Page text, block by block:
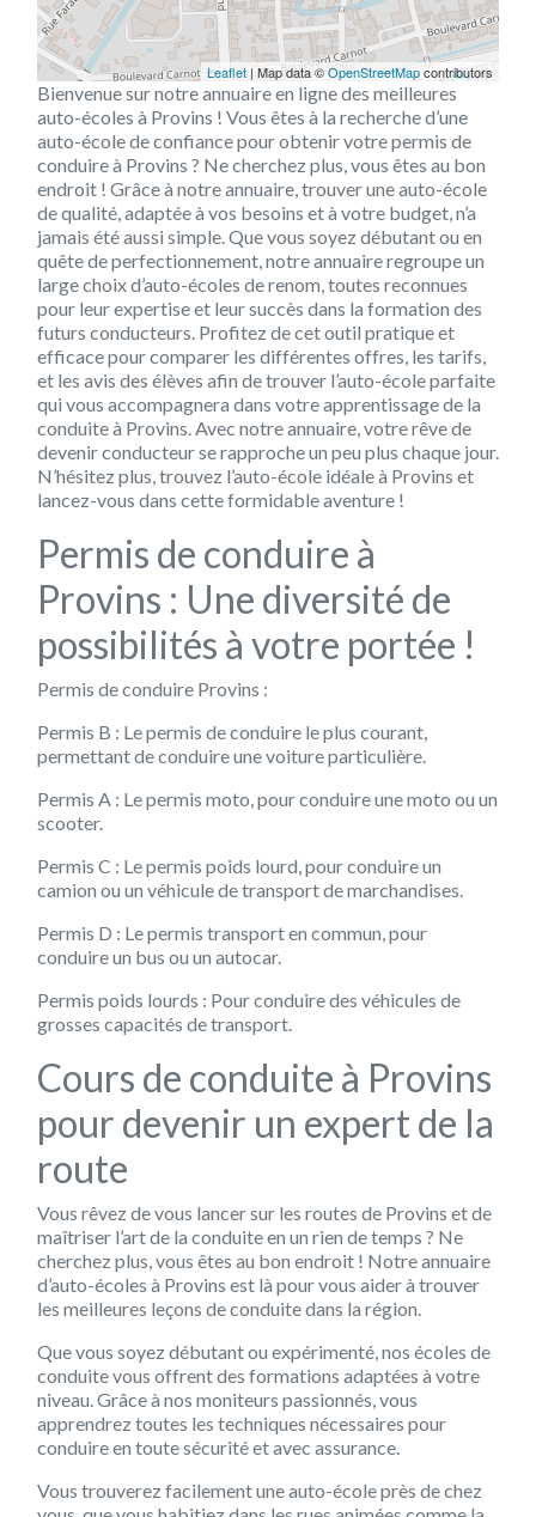
Leaflet | Map data ©OpenStreetMapcontributors
Bienvenue sur notre annuaire en ligne des meilleures
auto-écoles à Provins ! Vous êtes à la recherche d’une
auto-école de confiance pour obtenir votre permis de
conduire à Provins ? Ne cherchez plus, vous êtes au bon
endroit ! Grâce à notre annuaire, trouver une auto-école
de qualité, adaptée à vos besoins et à votre budget, n’a
jamais été aussi simple. Que vous soyez débutant ou en
quête de perfectionnement, notre annuaire regroupe un
large choix d’auto-écoles de renom, toutes reconnues
pour leur expertise et leur succès dans la formation des
futurs conducteurs. Profitez de cet outil pratique et
efficace pour comparer les différentes offres, les tarifs,
et les avis des élèves afin de trouver l’auto-école parfaite
qui vous accompagnera dans votre apprentissage de la
conduite à Provins. Avec notre annuaire, votre rêve de
devenir conducteur se rapproche un peu plus chaque jour.
N’hésitez plus, trouvez l’auto-école idéale à Provins et
lancez-vous dans cette formidable aventure !
Permis de conduire à
Provins : Une diversité de
possibilités à votre portée !
Permis de conduire Provins :
Permis B : Le permis de conduire le plus courant,
permettant de conduire une voiture particulière.
Permis A : Le permis moto, pour conduire une moto ou un
scooter.
Permis C : Le permis poids lourd, pour conduire un
camion ou un véhicule de transport de marchandises.
Permis D : Le permis transport en commun, pour
conduire un bus ou un autocar.
Permis poids lourds : Pour conduire des véhicules de
grosses capacités de transport.
Cours de conduite à Provins
pour devenir un expert de la
route
Vous rêvez de vous lancer sur les routes de Provins et de
maîtriser l’art de la conduite en un rien de temps ? Ne
cherchez plus, vous êtes au bon endroit ! Notre annuaire
d’auto-écoles à Provins est là pour vous aider à trouver
les meilleures leçons de conduite dans la région.
Que vous soyez débutant ou expérimenté, nos écoles de
conduite vous offrent des formations adaptées à votre
niveau. Grâce à nos moniteurs passionnés, vous
apprendrez toutes les techniques nécessaires pour
conduire en toute sécurité et avec assurance.
Vous trouverez facilement une auto-école près de chez